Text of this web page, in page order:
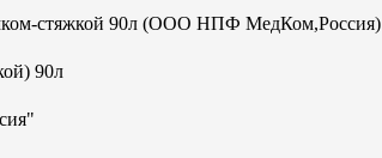
стяжкой 90л (ООО НПФ МедКом,Россия)
90л